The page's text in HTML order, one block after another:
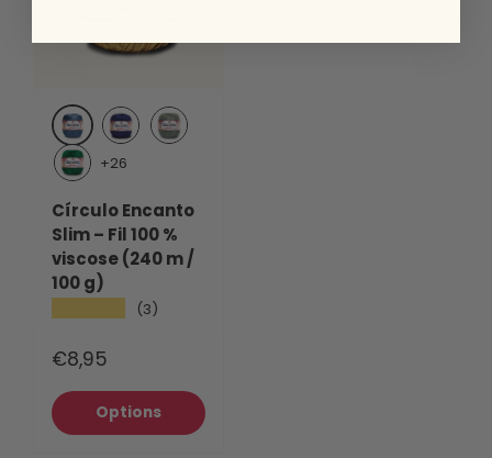
Tide (2307)Ball Blue (2550)
+26
Círculo Encanto
Slim – Fil 100 %
viscose (240 m /
100 g)
(3)
€8,95
Options